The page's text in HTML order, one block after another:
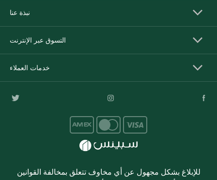
نبذة عنا
التسوق عبر الإنترنت
خدمات العملاء
للإبلاغ بشكل مجهول عن أي مخاوف تتعلق بمخالفة القوانين